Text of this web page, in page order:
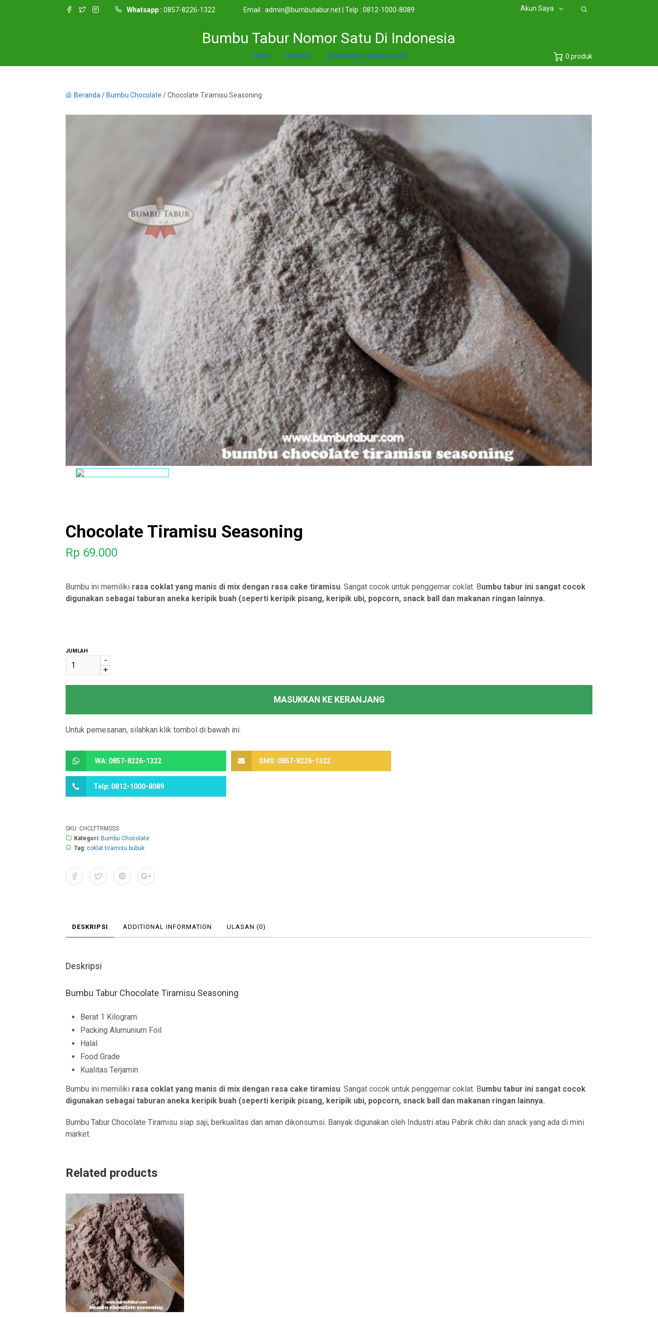
Whatsapp : 0857-8226-1322 Email : admin@bumbutabur.net | Telp : 0812-1000-8089 Akun Saya
Bumbu Tabur Nomor Satu Di Indonesia
0 produk
HOME PRODUK KONFIRMASI PEMBAYARAN
Beranda / Bumbu Chocolate / Chocolate Tiramisu Seasoning
Chocolate Tiramisu Seasoning
Rp 69.000
Bumbu ini memiliki rasa coklat yang manis di mix dengan rasa cake tiramisu. Sangat cocok untuk penggemar coklat. Bumbu tabur ini sangat cocok
digunakan sebagai taburan aneka keripik buah (seperti keripik pisang, keripik ubi, popcorn, snack ball dan makanan ringan lainnya.
JUMLAH
-
+
MASUKKAN KE KERANJANG
Untuk pemesanan, silahkan klik tombol di bawah ini:
WA: 0857-8226-1322 SMS: 0857-8226-1322
Telp: 0812-1000-8089
SKU: CHCLTTRMSSS
Kategori: Bumbu Chocolate
Tag:coklat tiramisu bubuk
DESKRIPSI ADDITIONAL INFORMATION ULASAN (0)
Deskripsi
Bumbu Tabur Chocolate Tiramisu Seasoning
Berat 1 Kilogram
Packing Alumunium Foil
Halal
Food Grade
Kualitas Terjamin
Bumbu ini memiliki rasa coklat yang manis di mix dengan rasa cake tiramisu. Sangat cocok untuk penggemar coklat. Bumbu tabur ini sangat cocok
digunakan sebagai taburan aneka keripik buah (seperti keripik pisang, keripik ubi, popcorn, snack ball dan makanan ringan lainnya.
Bumbu Tabur Chocolate Tiramisu siap saji, berkualitas dan aman dikonsumsi. Banyak digunakan oleh Industri atau Pabrik chiki dan snack yang ada di mini
market.
Related products